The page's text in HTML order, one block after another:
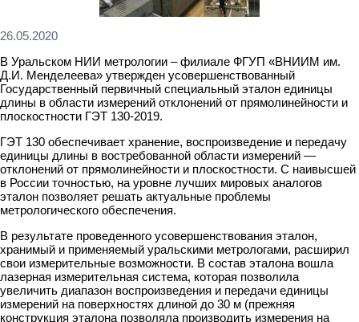
26.05.2020
В Уральском НИИ метрологии – филиале ФГУП «ВНИИМ им.
Д.И. Менделеева» утвержден усовершенствованный
Государственный первичный специальный эталон единицы
длины в области измерений отклонений от прямолинейности и
плоскостности ГЭТ 130-2019.
ГЭТ 130 обеспечивает хранение, воспроизведение и передачу
единицы длины в востребованной области измерений —
отклонений от прямолинейности и плоскостности. С наивысшей
в России точностью, на уровне лучших мировых аналогов
эталон позволяет решать актуальные проблемы
метрологического обеспечения.
В результате проведенного усовершенствования эталон,
хранимый и применяемый уральскими метрологами, расширил
свои измерительные возможности. В состав эталона вошла
лазерная измерительная система, которая позволила
увеличить диапазон воспроизведения и передачи единицы
измерений на поверхностях длиной до 30 м (прежняя
конструкция эталона позволяла производить измерения на